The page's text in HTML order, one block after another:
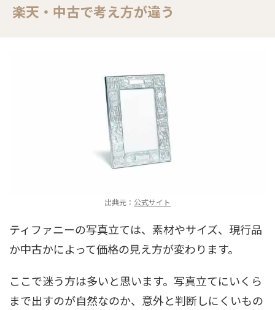
楽天・中古で考え方が違う
出典元： 公式サイト
ティファニーの写真立ては、素材やサイズ、現行品
か中古かによって価格の見え方が変わります。
ここで迷う方は多いと思います。写真立てにいくら
まで出すのが自然なのか、意外と判断しにくいもの